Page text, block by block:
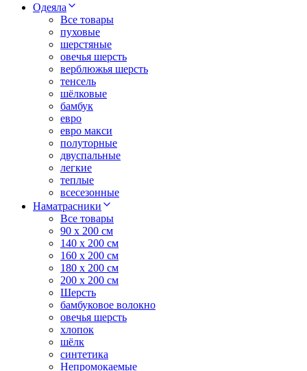
Одеяла
Все товары
пуховые
шерстяные
овечья шерсть
верблюжья шерсть
тенсель
шёлковые
бамбук
евро
евро макси
полуторные
двуспальные
легкие
теплые
всесезонные
Наматрасники
Все товары
90 x 200 см
140 x 200 см
160 x 200 см
180 x 200 см
200 x 200 см
Шерсть
бамбуковое волокно
овечья шерсть
хлопок
шёлк
синтетика
Непромокаемые